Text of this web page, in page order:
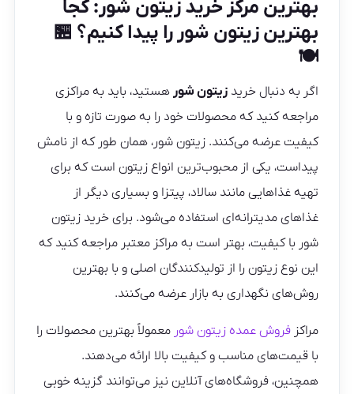
بهترین مرکز خرید زیتون شور: کجا
بهترین زیتون شور را پیدا کنیم؟ 🏪
🍽️
اگر به‌ دنبال خریدزیتون شور هستید، باید به مراکزی
مراجعه کنید که محصولات خود را به‌ صورت تازه و با
کیفیت عرضه می‌کنند. زیتون شور، همان‌ طور که از نامش
پیداست، یکی از محبوب‌ترین انواع زیتون است که برای
تهیه غذاهایی مانند سالاد، پیتزا و بسیاری دیگر از
غذاهای مدیترانه‌ای استفاده می‌شود. برای خرید زیتون
شور با کیفیت، بهتر است به مراکز معتبر مراجعه کنید که
این نوع زیتون را از تولیدکنندگان اصلی و با بهترین
روش‌های نگهداری به بازار عرضه می‌کنند.
مراکزفروش عمده زیتون شور معمولاً بهترین محصولات را
با قیمت‌های مناسب و کیفیت بالا ارائه می‌دهند.
همچنین، فروشگاه‌های آنلاین نیز می‌توانند گزینه خوبی